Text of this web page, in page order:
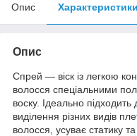
Опис Характеристики
Опис
Спрей — віск із легкою
волосся спеціальними
воску. Ідеально
виділення різних видів
волосся, усуває статику